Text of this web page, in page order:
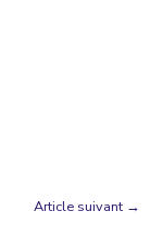
Article suivant →